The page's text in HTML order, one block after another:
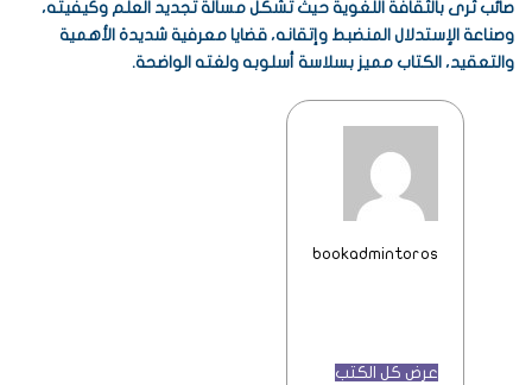
صائب ثرى بالثقافة اللغوية حيث تشكل مسألة تجديد العلم وكيفيته،
وصناعة الإستدلال المنضبط وإتقانه، قضايا معرفية شديدة الأهمية
والتعقيد، الكتاب مميز بسلاسة أسلوبه ولغته الواضحة.
bookadmintoros
عرض كل الكتب